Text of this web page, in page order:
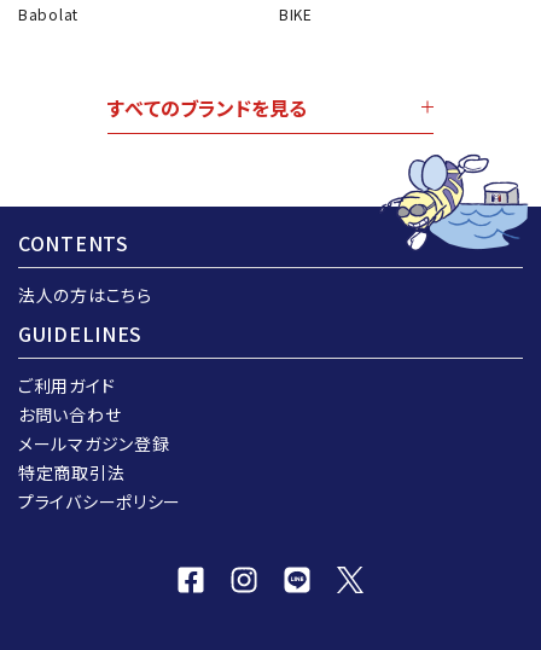
Babolat BIKE
すべてのブランドを見る
CONTENTS
法人の方はこちら
GUIDELINES
ご利用ガイド
お問い合わせ
メールマガジン登録
特定商取引法
プライバシーポリシー